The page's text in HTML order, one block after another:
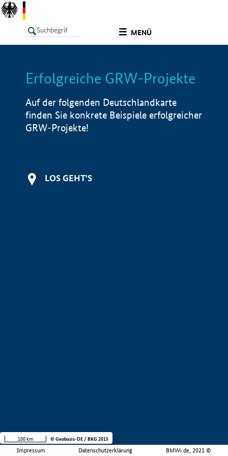
MENÜ
LISTE Info
Erfolgreiche GRW-Projekte
Auf der folgenden Deutschlandkarte
finden Sie konkrete Beispiele erfolgreicher
GRW-Projekte!
LOS GEHT'S
Impressum Datenschutzerklärung BMWi.de, 2021 ©
100 km © Geobasis-DE / BKG 2015